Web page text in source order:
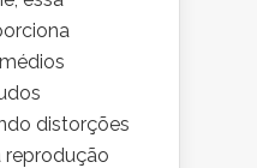
distorções
reprodução